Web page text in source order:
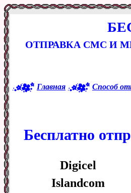
ОТПРАВКА СМС И
Главная Способ
Бесплатно
Digicel
Islandcom